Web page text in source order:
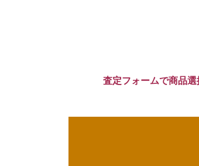
査定フォームで商品